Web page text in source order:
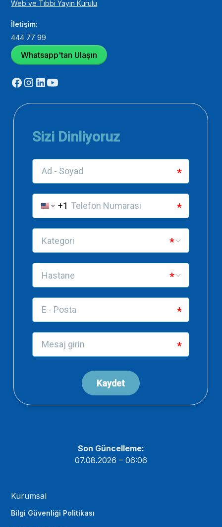
Web ve Tıbbi Yayın Kurulu
İletişim:
444 77 99
Whatsapp'tan Ulaşın
Son Güncelleme:
07.08.2026 – 06:06
Kurumsal
Bilgi Güvenliği Politikası